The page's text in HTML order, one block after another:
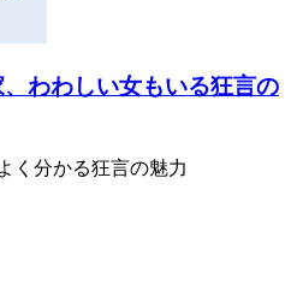
わわしい女もいる狂言の
く分かる狂言の魅力